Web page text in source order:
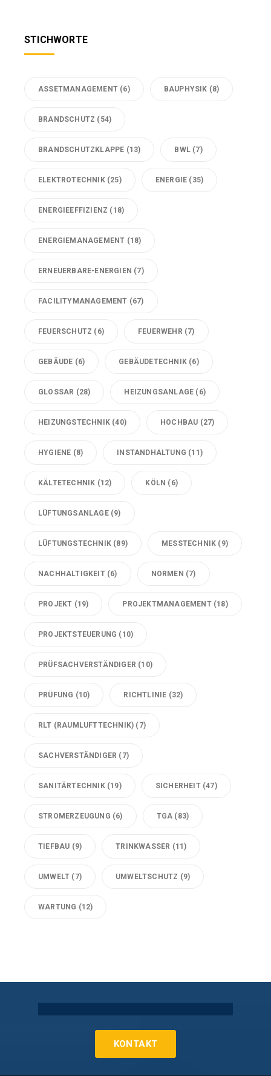
STICHWORTE
ASSETMANAGEMENT (6) BAUPHYSIK (8)
BRANDSCHUTZ (54)
BRANDSCHUTZKLAPPE (13) BWL (7)
ELEKTROTECHNIK(25) ENERGIE (35)
ENERGIEEFFIZIENZ (18)
ENERGIEMANAGEMENT (18)
ERNEUERBARE-ENERGIEN (7)
FACILITYMANAGEMENT (67)
FEUERSCHUTZ (6) FEUERWEHR (7)
GEBÄUDE (6) GEBÄUDETECHNIK (6)
GLOSSAR (28) HEIZUNGSANLAGE (6)
HEIZUNGSTECHNIK (40) HOCHBAU (27)
HYGIENE (8) INSTANDHALTUNG (11)
KÄLTETECHNIK (12) KÖLN (6)
LÜFTUNGSANLAGE(9)
LÜFTUNGSTECHNIK (89) MESSTECHNIK (9)
NACHHALTIGKEIT(6) NORMEN (7)
PROJEKT (19) PROJEKTMANAGEMENT(18)
PROJEKTSTEUERUNG (10)
PRÜFSACHVERSTÄNDIGER (10)
PRÜFUNG (10) RICHTLINIE (32)
RLT (RAUMLUFTTECHNIK) (7)
SACHVERSTÄNDIGER (7)
SANITÄRTECHNIK(19) SICHERHEIT(47)
STROMERZEUGUNG (6) TGA (83)
TIEFBAU (9) TRINKWASSER (11)
UMWELT (7) UMWELTSCHUTZ (9)
WARTUNG (12)
KONTAKT